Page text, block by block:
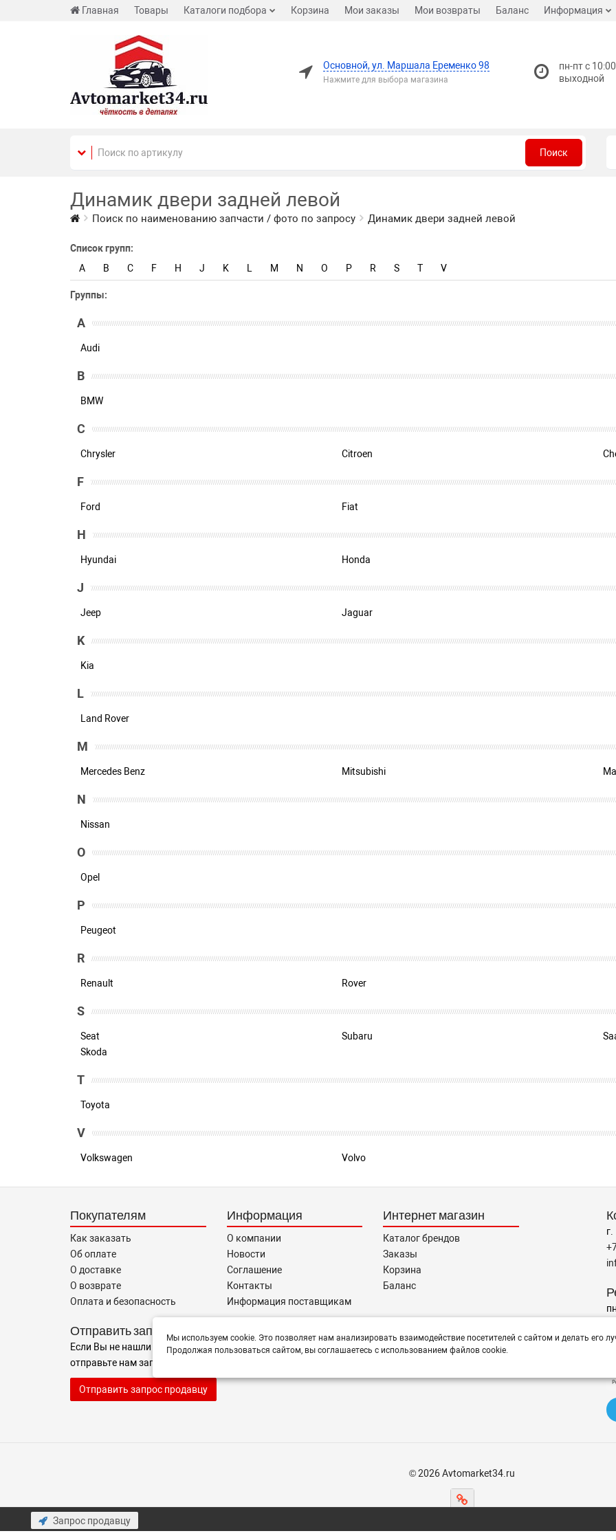
Главная Товары Каталоги подбора Корзина Мои заказы Мои возвраты Баланс Информация
Основной, ул. Маршала Еременко 98
Нажмите для выбора магазина
пн-пт с
выходной
Поиск
Динамик двери задней левой
Поиск по наименованию запчасти / фото по запросу Динамик двери задней левой
Список групп:
A
B C F H J K M N O P R S T V
Группы:
A
Audi
B
BMW
C
Chrysler Citroen
F
Ford Fiat
H
Hyundai Honda
J
Jeep Jaguar
K
Kia
L
Land Rover
M
Mercedes Benz Mitsubishi
N
Nissan
O
Opel
P
Peugeot
R
Renault Rover
S
Seat Subaru
Skoda
T
Toyota
V
Volkswagen Volvo
Покупателям
Как заказать
Об оплате
О доставке
О возврате
Оплата и безопасность
Информация
О компании
Новости
Соглашение
Контакты
Информация поставщикам
Интернет магазин
Каталог брендов
Заказы
Корзина
Баланс
Отправить запрос
Если Вы не нашли нужные запчасти, или Вам требуется помощь в подборе,
отправьте нам запрос - мы Вам поможем
Отправить запрос продавцу
© 2026 Avtomarket34.ru
Мы используем cookie. Это позволяет нам анализировать взаимодействие посетителей с сайтом и делать его
Продолжая пользоваться сайтом, вы соглашаетесь с использованием файлов cookie.
Запрос продавцу